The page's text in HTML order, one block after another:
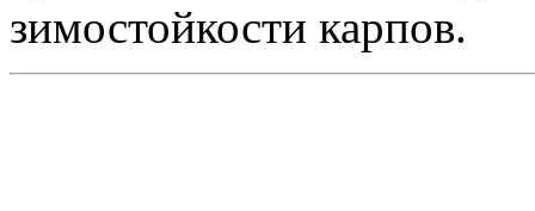
зимостойкости карпов.